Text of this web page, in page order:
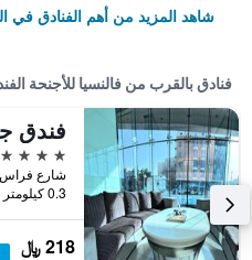
شاهد المزيد من أهم الفنادق في
فنادق بالقرب من فالنسيا للأجنحة
4 نجوم
0.3 كيلومتر عن وسط المدينة
218 ﷼